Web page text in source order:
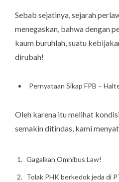
Sebab sejatinya, sejarah
menegaskan, bahwa dengan
kaum buruhlah, suatu
dirubah!
Pernyataan Sikap FPB –
Oleh karena itu melihat
semakin ditindas, kami
Gagalkan Omnibus Law!
Tolak PHK berkedok jeda di